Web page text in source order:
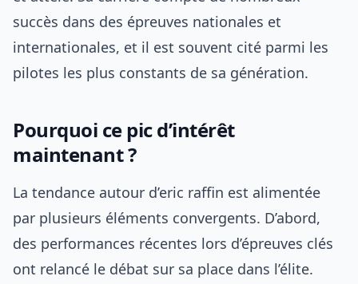
succès dans des épreuves nationales et
internationales, et il est souvent cité parmi les
pilotes les plus constants de sa génération.
Pourquoi ce pic d’intérêt
maintenant ?
La tendance autour d’eric raffin est alimentée
par plusieurs éléments convergents. D’abord,
des performances récentes lors d’épreuves clés
ont relancé le débat sur sa place dans l’élite.